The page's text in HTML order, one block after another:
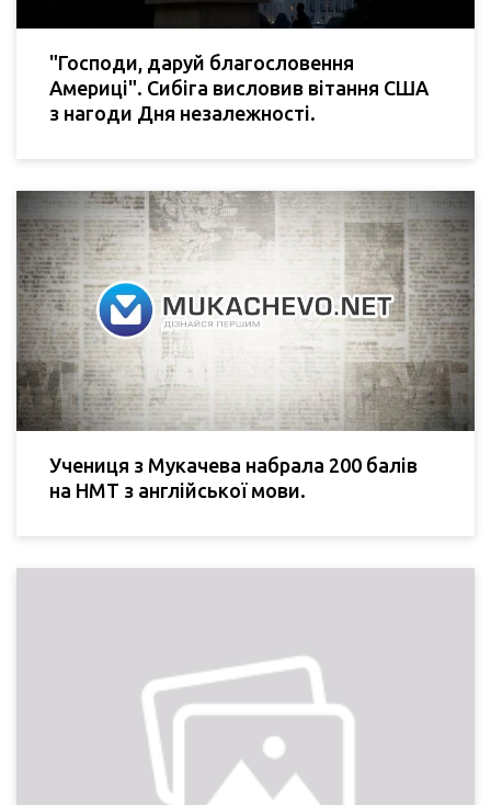
"Господи, даруй благословення
Америці". Сибіга висловив вітання США
з нагоди Дня незалежності.
Учениця з Мукачева набрала 200 балів
на НМТ з англійської мови.